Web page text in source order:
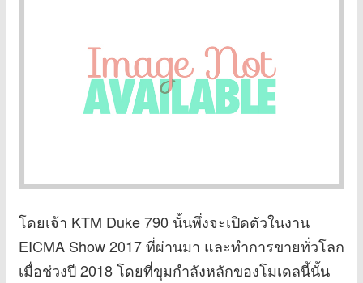
โดยเจ้า KTM Duke 790 นั้นพึ่งจะเปิดตัวในงาน
EICMA Show 2017 ที่ผ่านมา และทำการขายทั่วโลก
เมื่อช่วงปี 2018 โดยที่ขุมกำลังหลักของโมเดลนี้นั้น